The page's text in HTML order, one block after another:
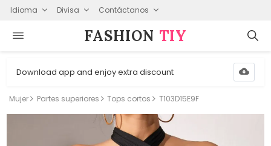
Idioma Divisa Contáctanos
FASHION⁠ TIY
Download app and enjoy extra discount
Mujer Partes superiores Tops cortos T103D15E9F